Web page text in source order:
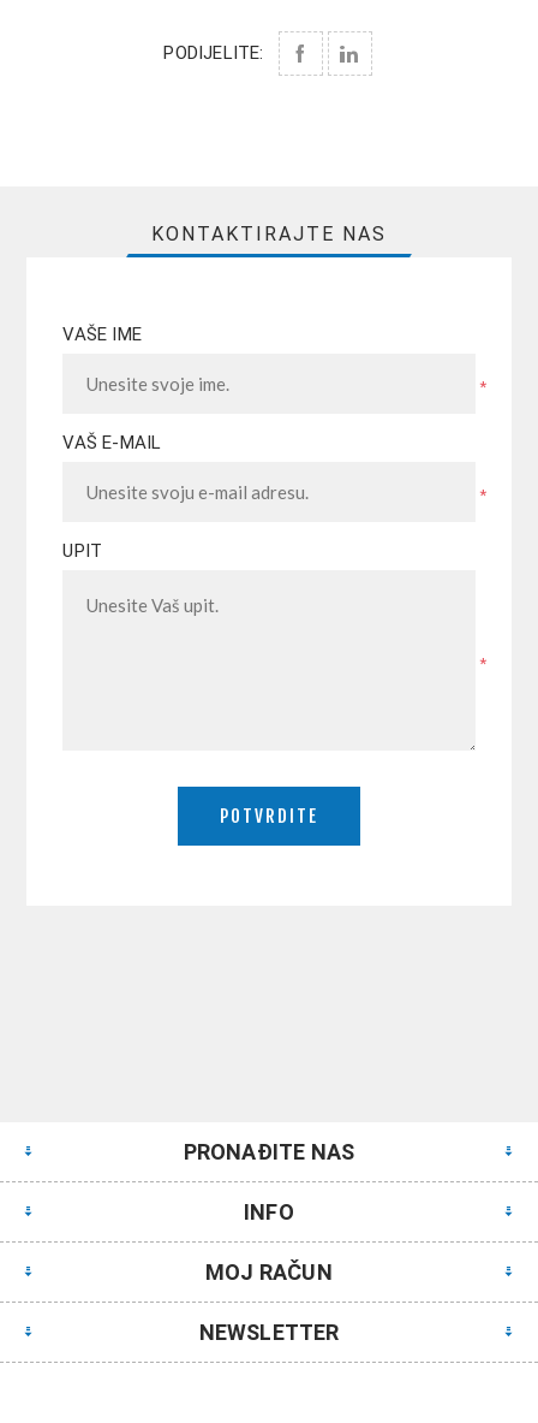
PODIJELITE:
KONTAKTIRAJTE NAS
VAŠE IME
*
VAŠ E-MAIL
*
UPIT
*
PRONAĐITE NAS
INFO
MOJ RAČUN
NEWSLETTER